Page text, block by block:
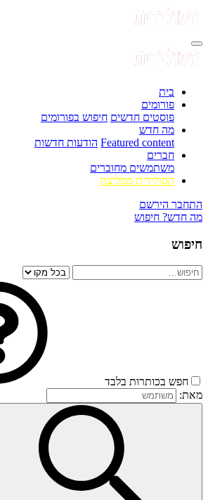
בית
פורומים
פוסטים חדשים חיפוש בפורומים
מה חדש
Featured content הודעות חדשות
חברים
משתמשים מחוברים
הסולידית ממליצה
התחבר הירשם
מה חדש? חיפוש
חיפוש
חפש בכותרות בלבד
מאת: